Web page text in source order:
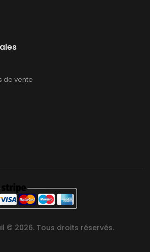
de vente
© 2026. Tous droits réservés.